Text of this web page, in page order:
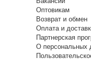
Оптовикам
Возврат и обмен
Оплата и
Партнерская
О персональных